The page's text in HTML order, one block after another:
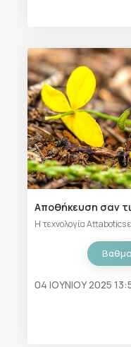
Αποθήκευση σαν
Η τεχνολογία Attabotics
04 ΙΟΥΝΊΟΥ 2025